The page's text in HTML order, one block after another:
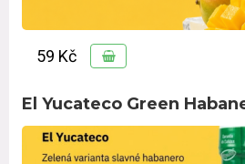
59 Kč
El Yucateco Green